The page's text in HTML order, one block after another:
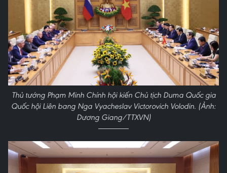
Thủ tướng Phạm Minh Chính hội kiến Chủ tịch Duma Quốc gia
Quốc hội Liên bang Nga Vyacheslav Victorovich Volodin. (Ảnh:
Dương Giang/TTXVN)